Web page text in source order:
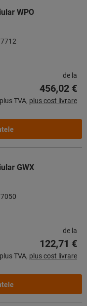
WPO
de la
456,02 €
plus TVA, plus cost livrare
GWX
de la
122,71 €
plus TVA, plus cost livrare